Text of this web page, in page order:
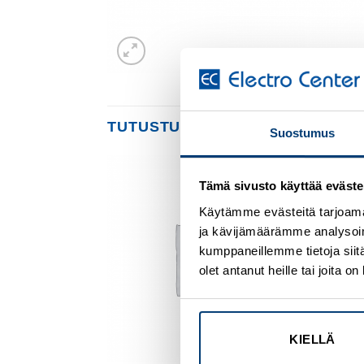
Suostumus
Tämä sivusto käyttää
Käytämme evästeitä
ja kävijämäärämme
kumppaneillemme tietoja
olet antanut heille tai joita
KIELLÄ
TUTUSTU MYÖS
wishlist